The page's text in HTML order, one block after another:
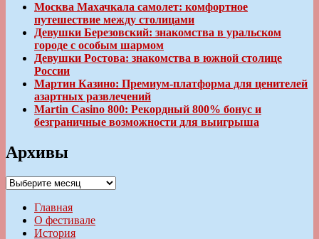
Москва Махачкала самолет: комфортное
путешествие между столицами
Девушки Березовский: знакомства в уральском
городе с особым шармом
Девушки Ростова: знакомства в южной столице
России
Мартин Казино: Премиум-платформа для ценителей
азартных развлечений
Martin Casino 800: Рекордный 800% бонус и
безграничные возможности для выигрыша
Архивы
Архивы
Главная
О фестивале
История